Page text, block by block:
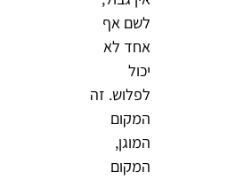
לשם אף
אחד לא
יכול
לפלוש. זה
המקום
המוגן,
המקום